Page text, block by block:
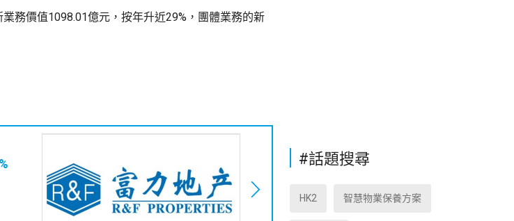
務價值1098.01億元，按年升近29%，團體業務的新
#話題搜尋
HK2 智慧物業保養方案